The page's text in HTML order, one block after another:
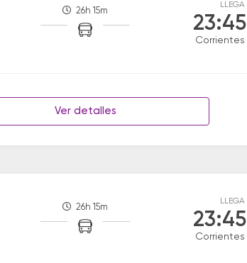
26h 15m
LLEGA
23:45
Corrientes
Ver detalles
26h 15m
LLEGA
23:45
Corrientes